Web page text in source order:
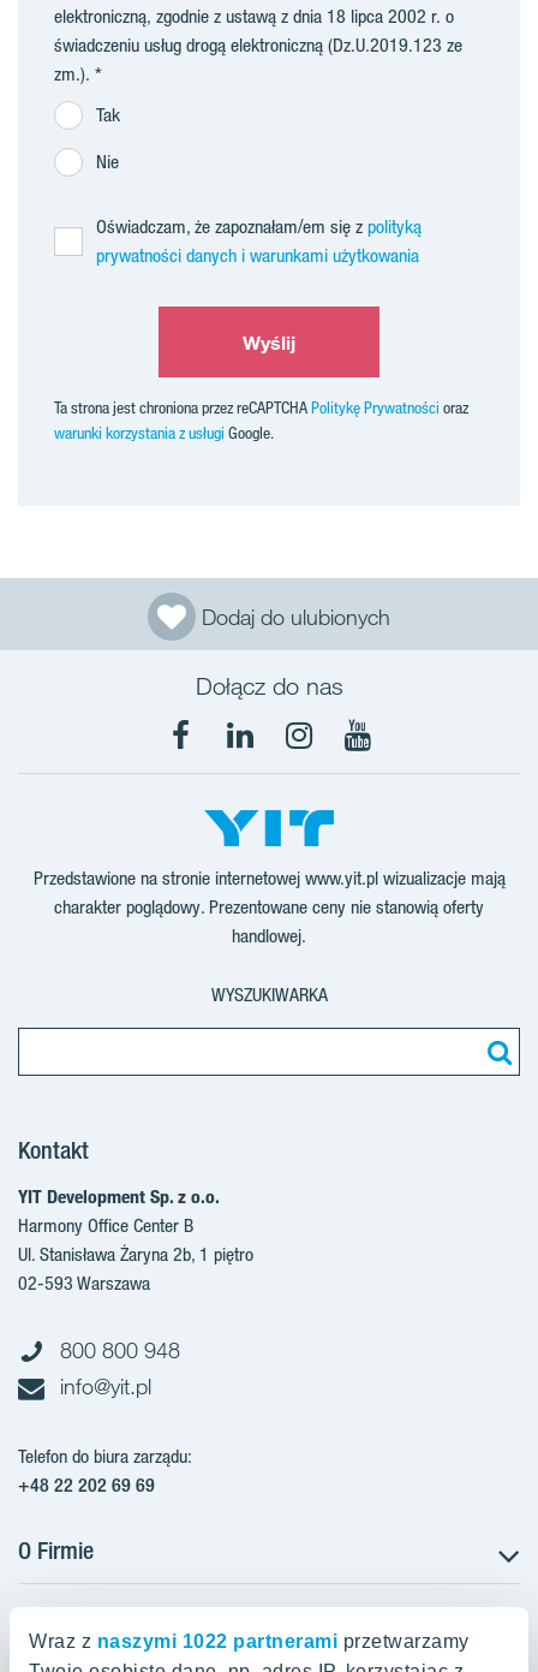
Wraz z naszymi 1022 partnerami przetwarzamy
Dodaj do ulubionych
elektroniczną, zgodnie z ustawą z dnia 18 lipca 2002 r. o
świadczeniu usług drogą elektroniczną (Dz.U.2019.123 ze
zm.).
Tak
Nie
Oświadczam, że zapoznałam/em się z polityką
prywatności danych i warunkami użytkowania
Wyślij
Ta strona jest chroniona przez reCAPTCHAPolitykę Prywatności oraz
warunki korzystania z usługi Google.
Dołącz do nas
Facebook
LinkedInInstagram
YouTube
Przedstawione na stronie internetowej www.yit.pl wizualizacje mają
charakter poglądowy. Prezentowane ceny nie stanowią oferty
handlowej.
WYSZUKIWARKA
Kontakt
YIT Development Sp. z o.o.
Harmony Office Center B
Ul. Stanisława Żaryna 2b, 1 piętro
02-593 Warszawa
800 800 948
info@yit.pl
Telefon do biura zarządu:
+48 22 202 69 69
O Firmie
Projekty w przygotowaniu
Projekty zrealizowane
Projekty w Polsce